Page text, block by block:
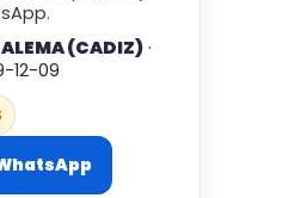
(CADIZ) ·
12-09